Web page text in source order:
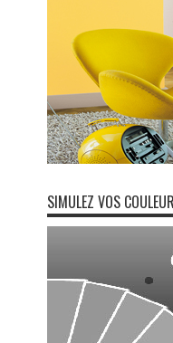
SIMULEZ VOS